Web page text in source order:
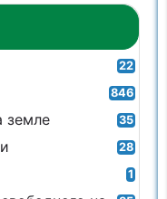
22
846
земле 35
28
1